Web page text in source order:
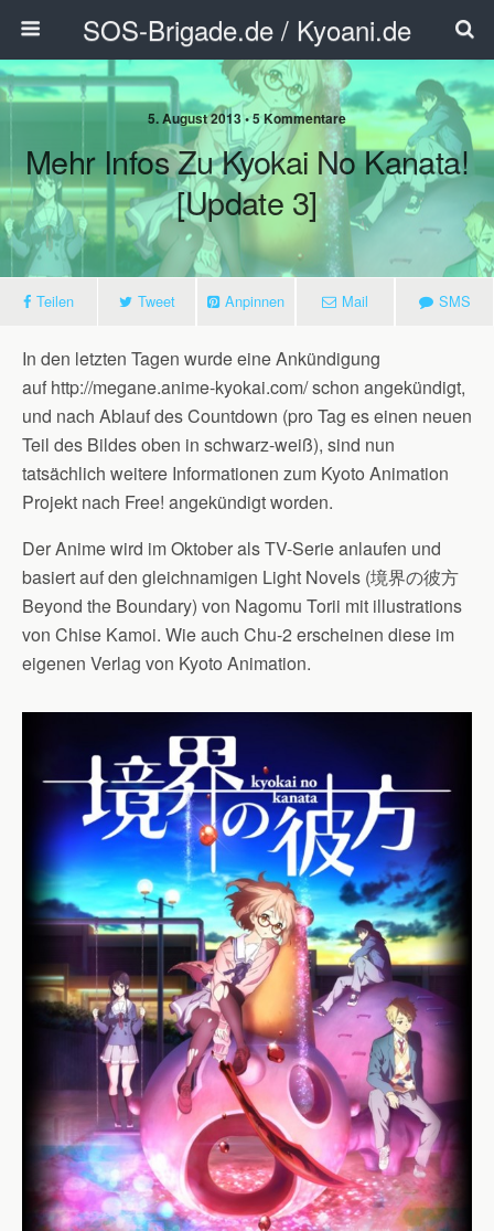
SOS-Brigade.de / Kyoani.de
5. August 2013 • 5 Kommentare
Mehr Infos Zu Kyokai No Kanata!
[Update 3]
Teilen Tweet Anpinnen Mail SMS
In den letzten Tagen wurde eine Ankündigung
auf http://megane.anime-kyokai.com/ schon angekündigt,
und nach Ablauf des Countdown (pro Tag es einen neuen
Teil des Bildes oben in schwarz-weiß), sind nun
tatsächlich weitere Informationen zum Kyoto Animation
Projekt nach Free! angekündigt worden.
Der Anime wird im Oktober als TV-Serie anlaufen und
basiert auf den gleichnamigen Light Novels (境界の彼方
Beyond the Boundary) von Nagomu Torii mit illustrations
von Chise Kamoi. Wie auch Chu-2 erscheinen diese im
eigenen Verlag von Kyoto Animation.